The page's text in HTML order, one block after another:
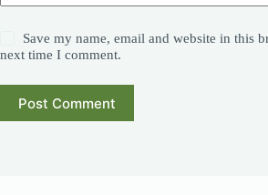
Save my name, email and website in this
next time I comment.
Post Comment